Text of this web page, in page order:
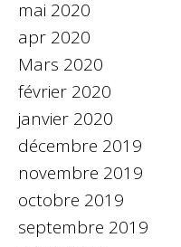
mai 2020
apr 2020
Mars 2020
février 2020
janvier 2020
décembre 2019
novembre 2019
octobre 2019
septembre 2019